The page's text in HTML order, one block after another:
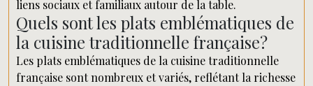
liens sociaux et familiaux autour de la table.
Quels sont les plats emblématiques de
la cuisine traditionnelle française?
Les plats emblématiques de la cuisine traditionnelle
française sont nombreux et variés, reflétant la richesse